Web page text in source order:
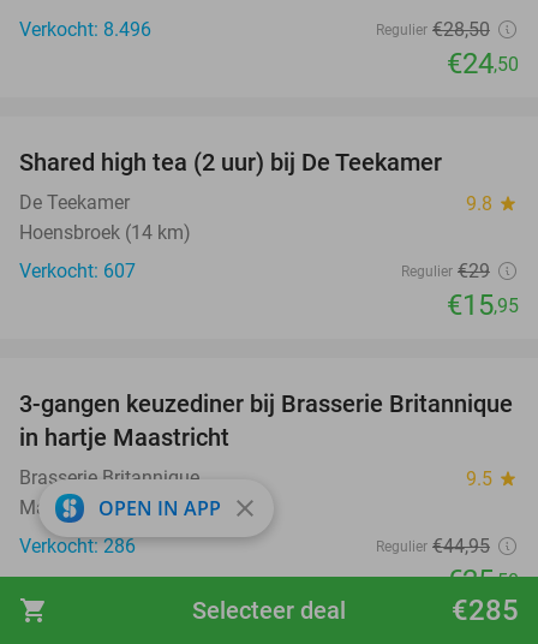
shopping_cart €285
Selecteer deal
Verkocht: 8.496
Regulier €28,50
€24,50
Shared high tea (2 uur) bij De Teekamer
De Teekamer 9.8 star
Hoensbroek (14 km)
Verkocht: 607
Regulier €29
€15,95
43%
3-gangen keuzediner bij Brasserie Britannique
in hartje Maastricht
Brasserie Britannique 9.5 star
Maastricht
Verkocht: 286
Regulier €44,95
€25,50
favorite_border
OPEN IN APP close